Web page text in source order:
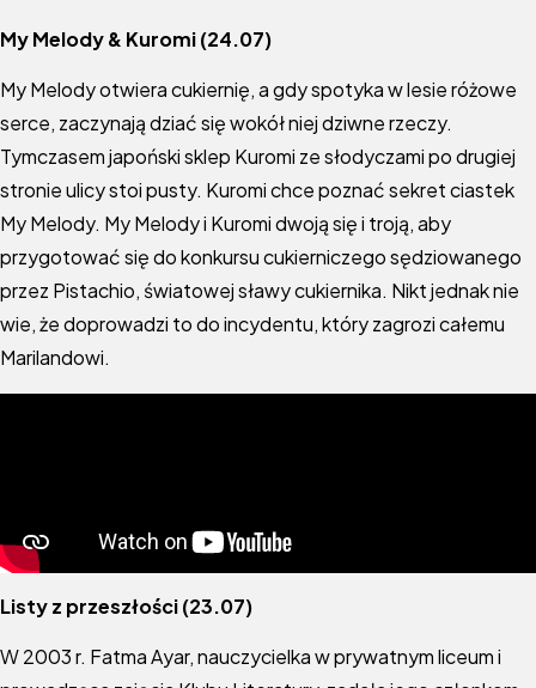
My Melody & Kuromi(24.07)
My Melody otwiera cukiernię, a gdy spotyka w lesie różowe
serce, zaczynają dziać się wokół niej dziwne rzeczy.
Tymczasem japoński sklep Kuromi ze słodyczami po drugiej
stronie ulicy stoi pusty. Kuromi chce poznać sekret ciastek
My Melody. My Melody i Kuromi dwoją się i troją, aby
przygotować się do konkursu cukierniczego sędziowanego
przez Pistachio, światowej sławy cukiernika. Nikt jednak nie
wie, że doprowadzi to do incydentu, który zagrozi całemu
Marilandowi.
Listy z przeszłości (23.07)
W 2003 r. Fatma Ayar, nauczycielka w prywatnym liceum i